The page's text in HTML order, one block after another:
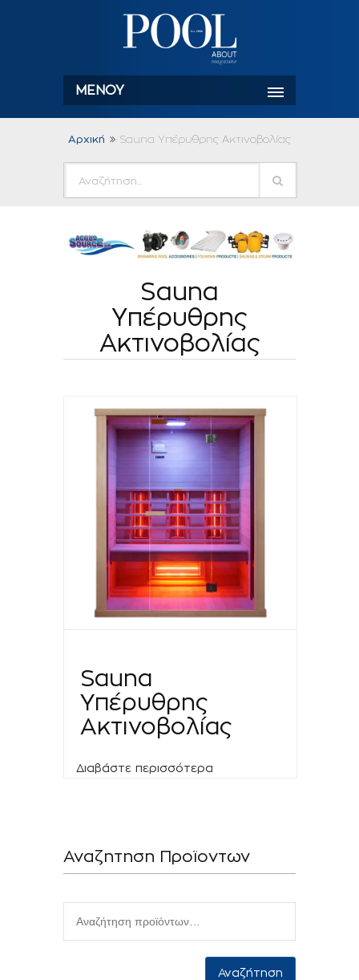
ΜΕΝΟΎ
Αρχική Sauna Υπέρυθρης Ακτινοβολίας
Sauna
Υπέρυθρης
Ακτινοβολίας
Sauna
Υπέρυθρης
Ακτινοβολίας
Διαβάστε περισσότερα
Αναζητηση Προϊοντων
Αναζήτηση